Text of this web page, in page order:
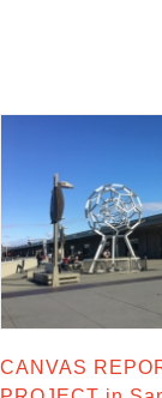
CANVAS